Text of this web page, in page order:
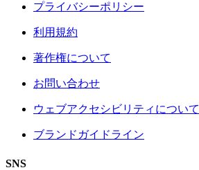
プライバシーポリシー
利用規約
著作権について
お問い合わせ
ウェブアクセシビリティについて
ブランドガイドライン
SNS